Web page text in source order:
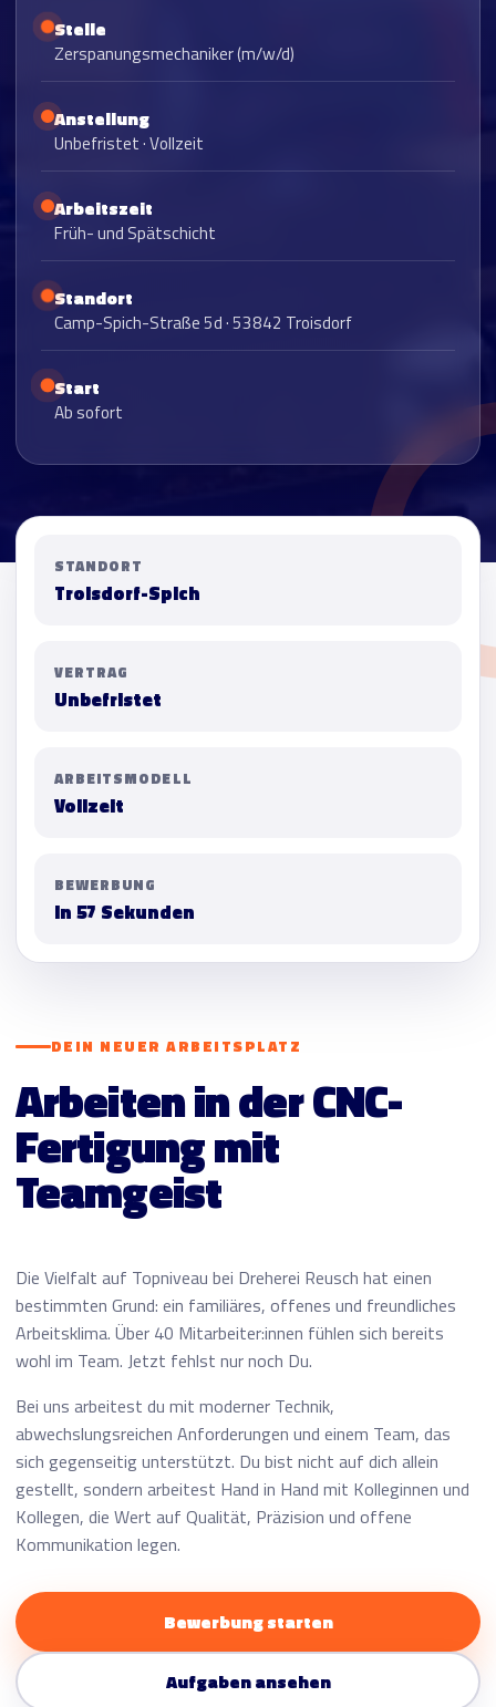
Stelle
Zerspanungsmechaniker (m/w/d)
Anstellung
Unbefristet · Vollzeit
Arbeitszeit
Früh- und Spätschicht
Standort
Camp-Spich-Straße 5d · 53842 Troisdorf
Start
Ab sofort
STANDORT
Troisdorf-Spich
VERTRAG
Unbefristet
ARBEITSMODELL
Vollzeit
BEWERBUNG
In 57 Sekunden
DEIN NEUER ARBEITSPLATZ
Arbeiten in der CNC-
Fertigung mit
Teamgeist
Die Vielfalt auf Topniveau bei Dreherei Reusch hat einen
bestimmten Grund: ein familiäres, offenes und freundliches
Arbeitsklima. Über 40 Mitarbeiter:innen fühlen sich bereits
wohl im Team. Jetzt fehlst nur noch Du.
Bei uns arbeitest du mit moderner Technik,
abwechslungsreichen Anforderungen und einem Team, das
sich gegenseitig unterstützt. Du bist nicht auf dich allein
gestellt, sondern arbeitest Hand in Hand mit Kolleginnen und
Kollegen, die Wert auf Qualität, Präzision und offene
Kommunikation legen.
Bewerbung starten
Aufgaben ansehen